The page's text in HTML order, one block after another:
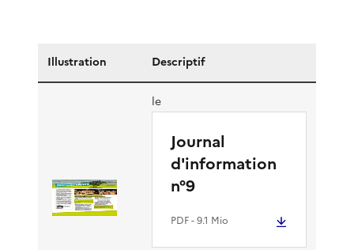
Illustration Descriptif
le
Journal
d'information
n°9
PDF- 9.1 Mio